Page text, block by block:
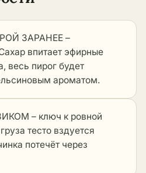
ЗАРАНЕЕ –
впитает эфирные
весь пирог будет
ароматом.
– ключ к ровной
тесто вздуется
потечёт через